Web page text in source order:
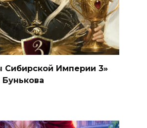
Сибирской Империи 3»
Бунькова